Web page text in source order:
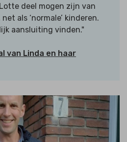
deel mogen zijn van
als ‘normale’ kinderen.
aansluiting vinden."
van Linda en haar